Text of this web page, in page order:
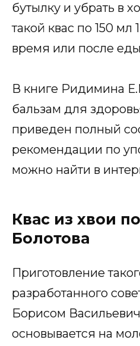
бутылку и убрать в
такой квас по 150 мл
время или после
В книге Ридимина
бальзам для
приведен полный
рекомендации по
можно найти в
Квас из хвои
Болотова
Приготовление
разработанного
Борисом
основывается на